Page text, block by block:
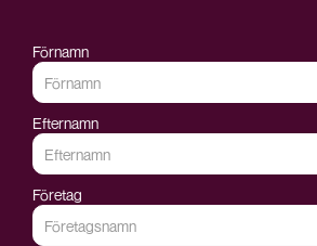
Förnamn
Efternamn
Företag